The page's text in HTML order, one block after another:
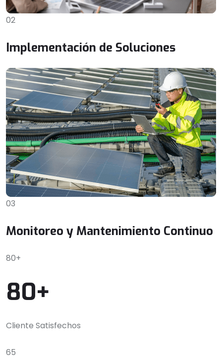
02
Implementación de Soluciones
03
Monitoreo y Mantenimiento Continuo
80+
80+
Cliente Satisfechos
65